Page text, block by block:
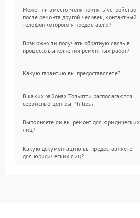
Может ли вместо меня принять устройство
после ремонта другой человек, контактный
телефон которого я предоставлю?
Возможно ли получать обратную связь в
процессе выполнения ремонтных работ?
Какую гарантию вы предоставляете?
В каких районах Тольятти располагаются
сервисные центры Philips?
Выполняете ли вы ремонт для юридических
лиц?
Какую документацию вы предоставляете
для юридических лиц?